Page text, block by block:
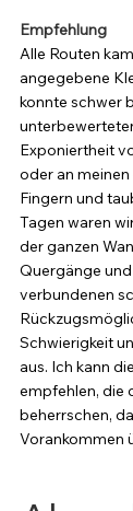
Empfehlung
Alle Routen
angegebene
konnte schwer
Exponiertheit
oder an
Fingern und
Tagen waren
der ganzen
Quergänge
verbundenen
Schwierigkeit
aus. Ich kann
empfehlen, die
beherrschen,
Vorankommen